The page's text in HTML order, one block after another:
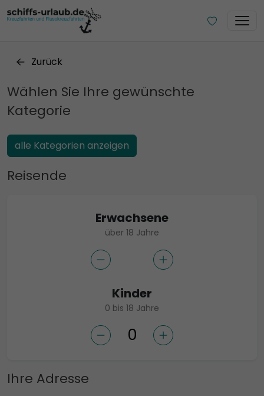
Zurück
Wählen Sie Ihre gewünschte
Kategorie
alle Kategorien anzeigen
Reisende
Erwachsene
über 18 Jahre
Kinder
0 bis 18 Jahre
Ihre Adresse